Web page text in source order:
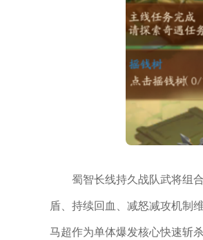
蜀智长线持久战队武将组
盾、持续回血、减怒减攻机制
马超作为单体爆发核心快速斩